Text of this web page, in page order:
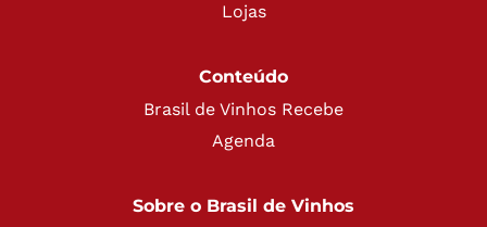
Lojas
Conteúdo
Brasil de Vinhos Recebe
Agenda
Sobre o Brasil de Vinhos